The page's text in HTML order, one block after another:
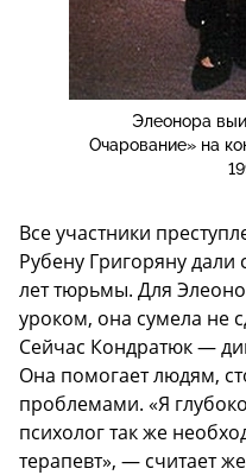
Элеонора
Очарование» на
Все участники
Рубену Григоряну
лет тюрьмы. Для
уроком, она сумела не
Сейчас Кондратюк —
Она помогает людям,
проблемами. «Я
психолог так же
терапевт», — считает